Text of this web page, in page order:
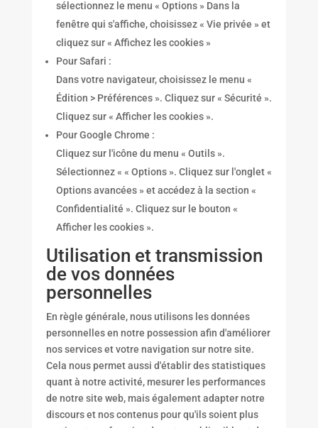
sélectionnez le menu « Options » Dans la
fenêtre qui s'affiche, choisissez « Vie privée » et
cliquez sur « Affichez les cookies »
Pour Safari :
Dans votre navigateur, choisissez le menu «
Édition > Préférences ». Cliquez sur « Sécurité ».
Cliquez sur « Afficher les cookies ».
Pour Google Chrome :
Cliquez sur l'icône du menu « Outils ».
Sélectionnez « « Options ». Cliquez sur l'onglet «
Options avancées » et accédez à la section «
Confidentialité ». Cliquez sur le bouton «
Afficher les cookies ».
Utilisation et transmission
de vos données
personnelles
En règle générale, nous utilisons les données
personnelles en notre possession afin d'améliorer
nos services et votre navigation sur notre site.
Cela nous permet aussi d'établir des statistiques
quant à notre activité, mesurer les performances
de notre site web, mais également adapter notre
discours et nos contenus pour qu'ils soient plus